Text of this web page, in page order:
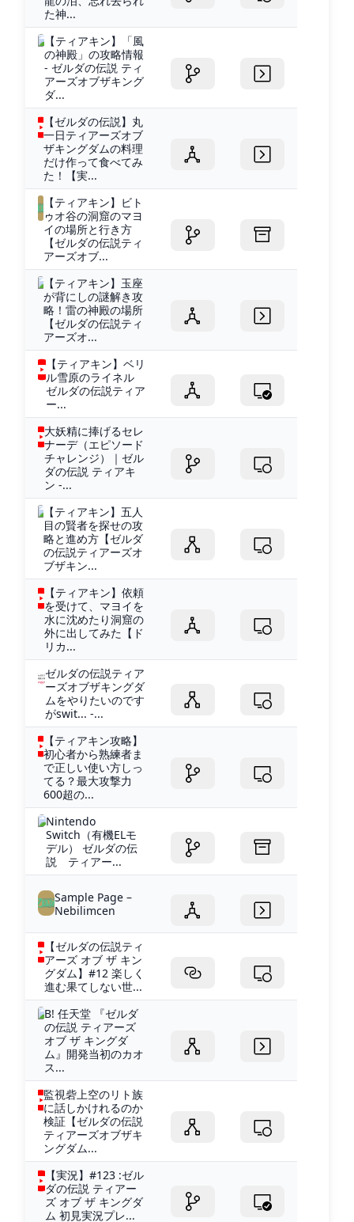
た神...
【ティアキン】「風
の神殿」の攻略情報
- ゼルダの伝説 ティ
アーズオブザキング
ダ...
【ゼルダの伝説】丸
一日ティアーズオブ
ザキングダムの料理
だけ作って食べてみ
た！【実...
【ティアキン】ビト
ゥオ谷の洞窟のマヨ
イの場所と行き方
【ゼルダの伝説ティ
アーズオブ...
【ティアキン】玉座
が背にしの謎解き攻
略！雷の神殿の場所
【ゼルダの伝説ティ
アーズオ...
【ティアキン】ベリ
ル雪原のライネル
ゼルダの伝説ティア
ー...
大妖精に捧げるセレ
ナーデ（エピソード
チャレンジ）｜ゼル
ダの伝説 ティアキ
ン -...
【ティアキン】五人
目の賢者を探せの攻
略と進め方【ゼルダ
の伝説ティアーズオ
ブザキン...
【ティアキン】依頼
を受けて、マヨイを
水に沈めたり洞窟の
外に出してみた【ド
リカ...
ゼルダの伝説ティア
ーズオブザキングダ
ムをやりたいのです
がswit... -...
【ティアキン攻略】
初心者から熟練者ま
で正しい使い方しっ
てる？最大攻撃力
600超の...
Nintendo
Switch（有機ELモ
デル） ゼルダの伝
説 ティアー...
Sample Page –
Nebilimcen
【ゼルダの伝説ティ
アーズ オブ ザ キン
グダム】#12 楽しく
進む果てしない世...
B! 任天堂 『ゼルダ
の伝説 ティアーズ
オブ ザ キングダ
ム』開発当初のカオ
ス...
監視砦上空のリト族
に話しかけれるのか
検証【ゼルダの伝説
ティアーズオブザキ
ングダム...
【実況】#123 :ゼル
ダの伝説 ティアー
ズ オブ ザ キングダ
ム 初見実況プレ...